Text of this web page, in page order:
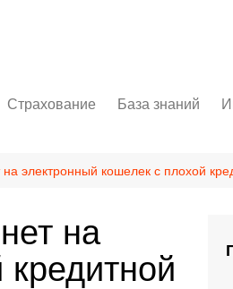
Страхование
КАСКО
База знаний
Осторожно,
на электронный кошелек с плохой
на